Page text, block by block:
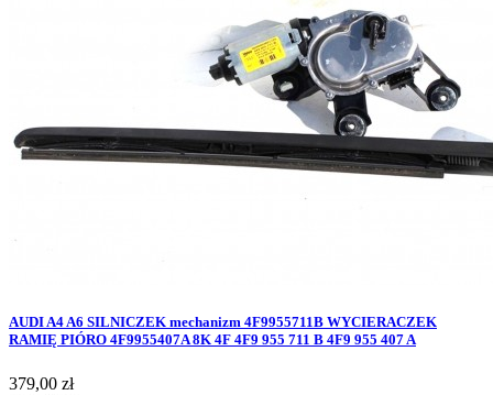
AUDI A4 A6 SILNICZEK mechanizm 4F9955711B WYCIERACZEK
RAMIĘ PIÓRO 4F9955407A 8K 4F 4F9 955 711 B 4F9 955 407 A
Cena
379,00 zł